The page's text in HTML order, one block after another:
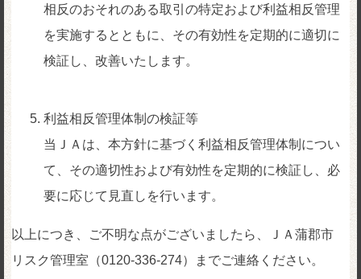
相反のおそれのある取引の特定および利益相反管理
を実施するとともに、その有効性を定期的に適切に
検証し、改善いたします。
利益相反管理体制の検証等
当ＪＡは、本方針に基づく利益相反管理体制につい
て、その適切性および有効性を定期的に検証し、必
要に応じて見直しを行います。
以上につき、ご不明な点がございましたら、ＪＡ蒲郡市
リスク管理室（0120-336-274）までご連絡ください。